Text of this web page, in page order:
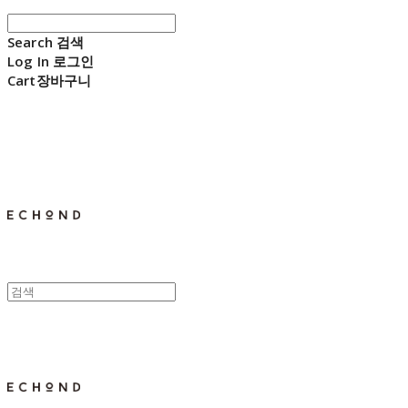
Search 검색
Log In 로그인
Cart장바구니